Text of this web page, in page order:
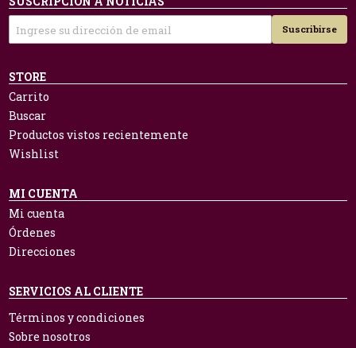
Suscribirse
STORE
Carrito
Buscar
Productos vistos recientemente
Wishlist
MI CUENTA
Mi cuenta
Órdenes
Direcciones
SERVICIOS AL CLIENTE
Términos y condiciones
Sobre nosotros